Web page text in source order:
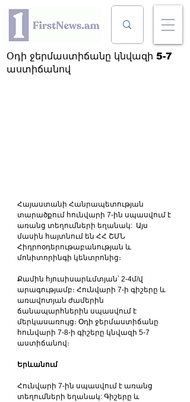
Օդի ջերմաստիճանը կնվազի 5-7
աստիճանով
Հայաստանի Հանրապետության
տարածքում հունվարի 7-ին սպասվում է
առանց տեղումների եղանակ:  Այս
մասին հայտնում են ՀՀ ՇՄՆ
Հիդրոօդերութաբանության և
մոնիտորինգի կենտրոնից։
Քամին հյուսիսարևմտյան՝ 2-4մ/վ
արագությամբ։ Հունվարի 7-ի գիշերը և
առավոտյան ժամերին
ճանապարհներին սպասվում է
մերկասառույց։ Օդի ջերմաստիճանը
հունվարի 7-8-ի գիշերը կնվազի 5-7
աստիճանով։
Երևանում
Հունվարի 7-ին սպասվում է առանց
տեղումների եղանակ: Գիշերը և